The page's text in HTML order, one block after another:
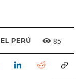
PERÚ 85